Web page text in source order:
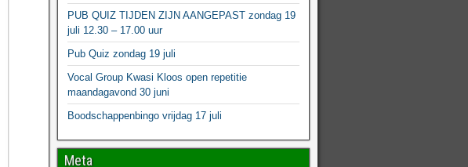
PUB QUIZ TIJDEN ZIJN AANGEPAST zondag 19
juli 12.30 – 17.00 uur
Pub Quiz zondag 19 juli
Vocal Group Kwasi Kloos open repetitie
maandagavond 30 juni
Boodschappenbingo vrijdag 17 juli
Meta